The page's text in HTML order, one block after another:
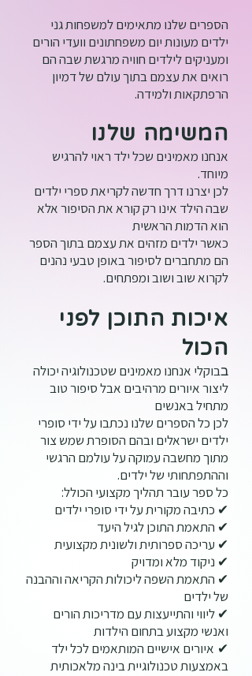
הספרים שלנו מתאימים למשפחות גני
ילדים מעונות יום משפחתונים וועדי הורים
ומעניקים לילדים חוויה מרגשת שבה הם
רואים את עצמם בתוך עולם של דמיון
הרפתקאות ולמידה.
המשימה שלנו
אנחנו מאמינים שכל ילד ראוי להרגיש
מיוחד.
לכן יצרנו דרך חדשה לקריאת ספרי ילדים
שבה הילד אינו רק קורא את הסיפור אלא
הוא הדמות הראשית
כאשר ילדים מזהים את עצמם בתוך הספר
הם מתחברים לסיפור באופן טבעי נהנים
לקרוא שוב ושוב ומפתחים.
איכות התוכן לפני
הכול
בבוקלי אנחנו מאמינים שטכנולוגיה יכולה
ליצור איורים מרהיבים אבל סיפור טוב
מתחיל באנשים
לכן כל הספרים שלנו נכתבו על ידי סופרי
ילדים ישראלים ובהם הסופרת שמש צור
מתוך מחשבה עמוקה על עולמם הרגשי
וההתפתחותי של ילדים.
כל ספר עובר תהליך מקצועי הכולל:
✔ כתיבה מקורית על ידי סופרי ילדים
✔ התאמת התוכן לגיל היעד
✔ עריכה ספרותית ולשונית מקצועית
✔ ניקוד מלא ומדויק
✔ התאמת השפה ליכולות הקריאה וההבנה
של ילדים
✔ ליווי והתייעצות עם מדריכות הורים
ואנשי מקצוע בתחום הילדות
✔ איורים אישיים המותאמים לכל ילד
באמצעות טכנולוגיית בינה מלאכותית